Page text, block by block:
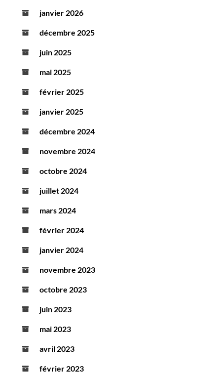
janvier 2026
décembre 2025
juin 2025
mai 2025
février 2025
janvier 2025
décembre 2024
novembre 2024
octobre 2024
juillet 2024
mars 2024
février 2024
janvier 2024
novembre 2023
octobre 2023
juin 2023
mai 2023
avril 2023
février 2023